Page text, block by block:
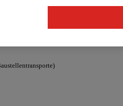
beinahe unabhängig der Verlegungstiefe